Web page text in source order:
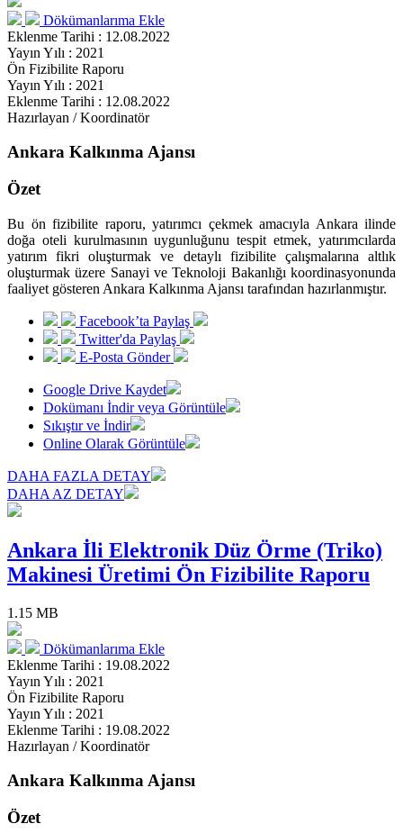
Dökümanlarıma Ekle
Eklenme Tarihi : 12.08.2022
Yayın Yılı : 2021
Ön Fizibilite Raporu
Yayın Yılı : 2021
Eklenme Tarihi : 12.08.2022
Hazırlayan / Koordinatör
Ankara Kalkınma Ajansı
Özet
Bu ön fizibilite raporu, yatırımcı çekmek amacıyla Ankara ilinde
doğa oteli kurulmasının uygunluğunu tespit etmek, yatırımcılarda
yatırım fikri oluşturmak ve detaylı fizibilite çalışmalarına altlık
oluşturmak üzere Sanayi ve Teknoloji Bakanlığı koordinasyonunda
faaliyet gösteren Ankara Kalkınma Ajansı tarafından hazırlanmıştır.
Facebook’ta Paylaş
Twitter'da Paylaş
E-Posta Gönder
Google Drive Kaydet
Dokümanı İndir veya Görüntüle
Sıkıştır ve İndir
Online Olarak Görüntüle
DAHA FAZLA DETAY
DAHA AZ DETAY
Ankara İli Elektronik Düz Örme (Triko)
Makinesi Üretimi Ön Fizibilite Raporu
1.15 MB
Dökümanlarıma Ekle
Eklenme Tarihi : 19.08.2022
Yayın Yılı : 2021
Ön Fizibilite Raporu
Yayın Yılı : 2021
Eklenme Tarihi : 19.08.2022
Hazırlayan / Koordinatör
Ankara Kalkınma Ajansı
Özet